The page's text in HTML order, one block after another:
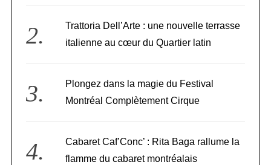
Trattoria Dell’Arte : une nouvelle terrasse
italienne au cœur du Quartier latin
Plongez dans la magie du Festival
Montréal Complètement Cirque
Cabaret Caf’Conc’ : Rita Baga rallume la
flamme du cabaret montréalais